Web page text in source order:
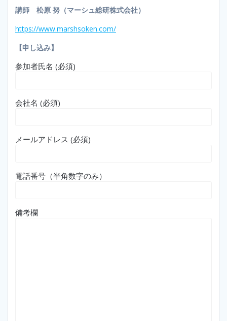
講師 松原 努（マーシュ総研株式会社）
https://www.marshsoken.com/
【申し込み】
参加者氏名 (必須)
会社名 (必須)
メールアドレス (必須)
電話番号（半角数字のみ）
備考欄